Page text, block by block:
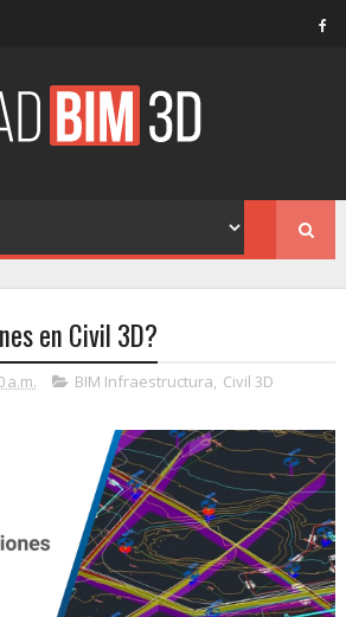
en Civil 3D?
a.m. BIM Infraestructura, Civil 3D